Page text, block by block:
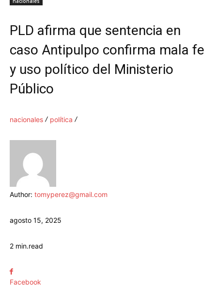
PLD afirma que sentencia en
caso Antipulpo confirma mala fe
y uso político del Ministerio
Público
nacionales política
Author: tomyperez@gmail.com
agosto 15, 2025
2 min.read
Facebook